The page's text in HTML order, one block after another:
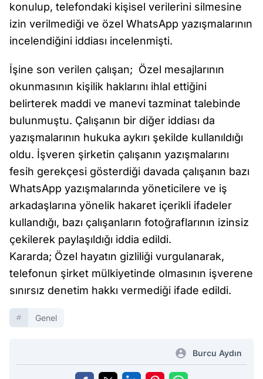
konulup, telefondaki kişisel verilerini silmesine
izin verilmediği ve özel WhatsApp yazışmalarının
incelendiğini iddiası incelenmişti.
İşine son verilen çalışan; Özel mesajlarının
okunmasının kişilik haklarını ihlal ettiğini
belirterek maddi ve manevi tazminat talebinde
bulunmuştu. Çalışanın bir diğer iddiası da
yazışmalarının hukuka aykırı şekilde kullanıldığı
oldu. İşveren şirketin çalışanın yazışmalarını
fesih gerekçesi gösterdiği davada çalışanın bazı
WhatsApp yazışmalarında yöneticilere ve iş
arkadaşlarına yönelik hakaret içerikli ifadeler
kullandığı, bazı çalışanların fotoğraflarının izinsiz
çekilerek paylaşıldığı iddia edildi.
Kararda; Özel hayatın gizliliği vurgulanarak,
telefonun şirket mülkiyetinde olmasının işverene
sınırsız denetim hakkı vermediği ifade edildi.
Genel
Burcu Aydın